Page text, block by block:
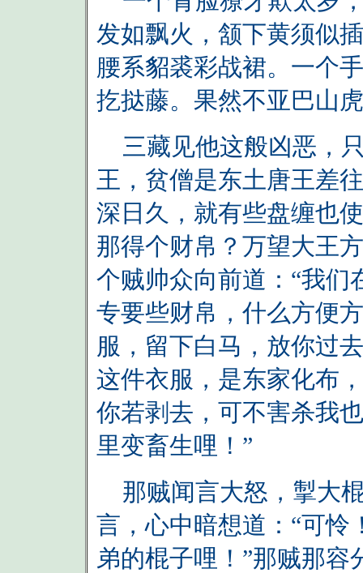
发如飘火，颔下黄须似
腰系貂裘彩战裙。一个
扢挞藤。果然不亚巴山
三藏见他这般凶恶，
王，贫僧是东土唐王差
深日久，就有些盘缠也
那得个财帛？万望大王
个贼帅众向前道：“我们
专要些财帛，什么方便
服，留下白马，放你过
这件衣服，是东家化布
你若剥去，可不害杀我
里变畜生哩！”
那贼闻言大怒，掣大
言，心中暗想道：“可怜
弟的棍子哩！”那贼那